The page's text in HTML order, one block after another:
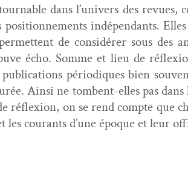
dans l’univers des revues,
posi­tion­nements indépen­dants.
de con­sid­ér­er sous des
écho. Somme et lieu de
péri­odiques bien
Ain­si ne tombent-elles pas
réflex­ion, on se rend compte que
courants d’une époque et leur